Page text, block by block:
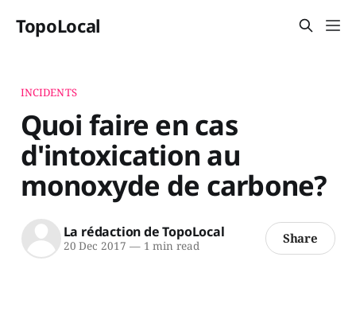
TopoLocal
INCIDENTS
Quoi faire en cas
d'intoxication au
monoxyde de carbone?
La rédaction de TopoLocal
20 Dec 2017 —1 min read Share